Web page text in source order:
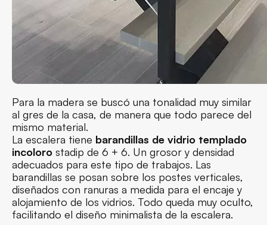
Para la madera se buscó una tonalidad muy similar
al gres de la casa, de manera que todo parece del
mismo material.
La escalera tiene barandillas de vidrio templado
incoloro stadip de 6 + 6. Un grosor y densidad
adecuados para este tipo de trabajos. Las
barandillas se posan sobre los postes verticales,
diseñados con ranuras a medida para el encaje y
alojamiento de los vidrios. Todo queda muy oculto,
facilitando el diseño minimalista de la escalera.